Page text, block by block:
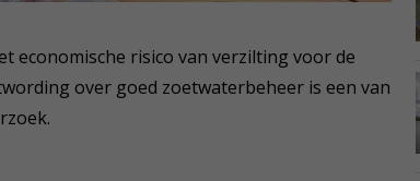
economische risico van verzilting voor de
over goed zoetwaterbeheer is een van